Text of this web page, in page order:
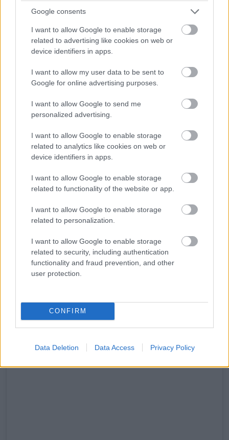
Google consents
I want to allow Google to enable storage
related to advertising like cookies on web or
device identifiers in apps.
I want to allow my user data to be sent to
Google for online advertising purposes.
I want to allow Google to send me
personalized advertising.
I want to allow Google to enable storage
related to analytics like cookies on web or
device identifiers in apps.
I want to allow Google to enable storage
related to functionality of the website or app.
I want to allow Google to enable storage
related to personalization.
I want to allow Google to enable storage
related to security, including authentication
functionality and fraud prevention, and other
user protection.
CONFIRM
Data Deletion Data Access Privacy Policy
A bejegyzés megtekintése az Instagramon
Salitza Abrantes Richard (@salitza10) által megosztott bejegyzés
Megosztotta, hogy sokat és bármit megeszik, mert nem
válogatós. Bármit megevett, amit a bátyja nem evett meg,
mégis többet akart. A barátaik és más emberek
megdöbbentek azon, hogy Xaylen milyen nagy, hiszen Judah
milyen kicsi volt ebben a korban.